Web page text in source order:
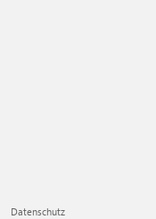
Datenschutz